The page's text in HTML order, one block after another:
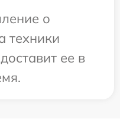
о
техники
ее в